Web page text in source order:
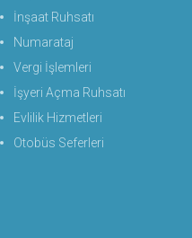
İnşaat Ruhsatı
Numarataj
Vergi İşlemleri
İşyeri Açma Ruhsatı
Evlilik Hizmetleri
Otobüs Seferleri